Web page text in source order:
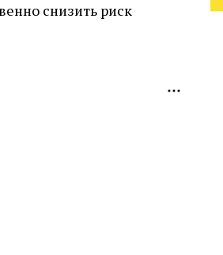
снизить риск